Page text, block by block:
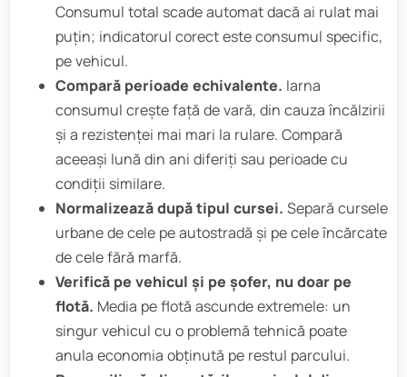
Consumul total scade automat dacă ai rulat mai
puțin; indicatorul corect este consumul specific,
pe vehicul.
Compară perioade echivalente. Iarna
consumul crește față de vară, din cauza încălzirii
și a rezistenței mai mari la rulare. Compară
aceeași lună din ani diferiți sau perioade cu
condiții similare.
Normalizează după tipul cursei. Separă cursele
urbane de cele pe autostradă și pe cele încărcate
de cele fără marfă.
Verifică pe vehicul și pe șofer, nu doar pe
flotă. Media pe flotă ascunde extremele: un
singur vehicul cu o problemă tehnică poate
anula economia obținută pe restul parcului.